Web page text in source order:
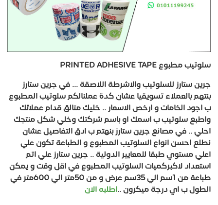
سلوتيب مطبوع PRINTED ADHESIVE TAPE
جرين ستارز للسلوتيب والاشرطة اللاصقة ... في جرين ستارز
بنتهم بالعملاء تسويقيا عشان كدة عملنالكم سلوتيب المطبوع
ب اجود الخامات و ارخص الاسعار .. خليك متالق قدام عملائك
واطبع سلوتيب ب اسمك او باسم شركتك وخلي شكل منتجك
احلي .. في مصانع جرين ستارز بنهتم ب ادق التفاصيل عشان
نطلع احسن انواع السلوتيب المطبوع و الطباعة تكون علي
اعلي مستوي طبقا للمعايير الدولية .. جرين ستارز علي اتم
استعداد لاكبركميات السلوتيب المطبوع في اقل وقت و يمكن
طباعة من 1سم الي 35سم عرض و من 50متر الي 600متر في
الطول ب اي درجة ميكرون ..اطلبه الان